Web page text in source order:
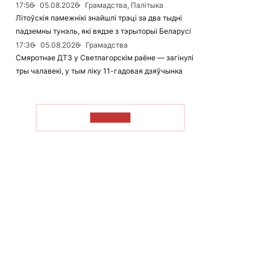
17:56
05.08.2026
Грамадства, Палітыка
Літоўскія памежнікі знайшлі трэці за два тыдні
падземны тунэль, які вядзе з тэрыторыі Беларусі
17:36
05.08.2026
Грамадства
Смяротнае ДТЗ у Светлагорскім раёне — загінулі
тры чалавекі, у тым ліку 11-гадовая дзяўчынка